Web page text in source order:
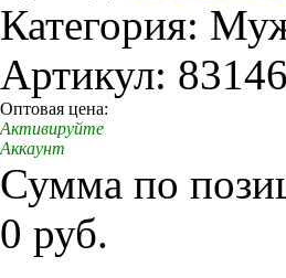
Категория:
Артикул: 83146
Оптовая цена:
Активируйте
Аккаунт
Сумма по
0 руб.